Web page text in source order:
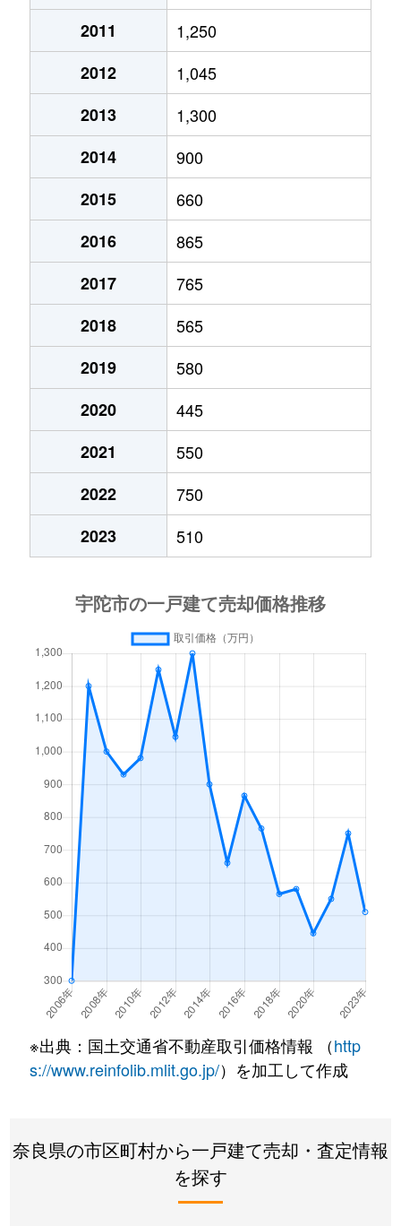
2011
1,250
2012
1,045
2013
1,300
2014
900
2015
660
2016
865
2017
765
2018
565
2019
580
2020
445
2021
550
2022
750
2023
510
※出典：国土交通省不動産取引価格情報 （http
s://www.reinfolib.mlit.go.jp/）を加工して作成
奈良県の市区町村から一戸建て売却・査定情報
を探す